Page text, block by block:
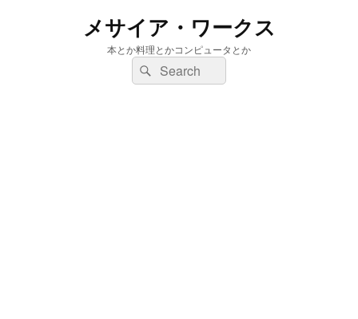
メサイア・ワークス
本とか料理とかコンピュータとか
検
索:
検
索